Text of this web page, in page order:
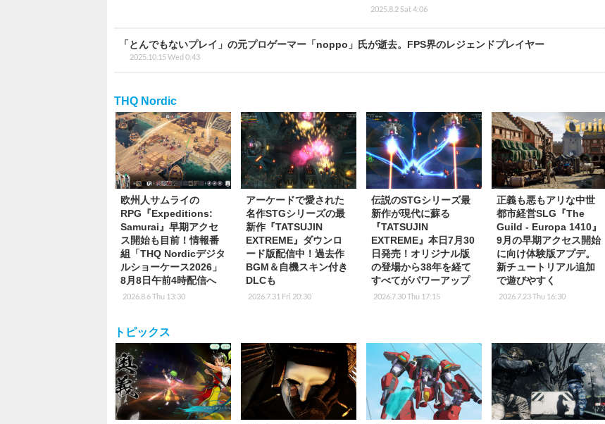
2025.8.2 Sat 4:06
「とんでもないプレイ」の元プロゲーマー「noppo」氏が逝去。FPS界のレジェンドプレイヤー
2025.10.15 Wed 0:43
THQ Nordic
欧州人サムライの
RPG『Expeditions:
Samurai』早期アクセ
ス開始も目前！情報番
組「THQ Nordicデジタ
ルショーケース2026」
8月8日午前4時配信へ
2026.8.6 Thu 13:30
アーケードで愛された
名作STGシリーズの最
新作『TATSUJIN
EXTREME』ダウンロ
ード版配信中！過去作
BGM＆自機スキン付き
DLCも
2026.7.31 Fri 20:30
伝説のSTGシリーズ最
新作が現代に蘇る
『TATSUJIN
EXTREME』本日7月30
日発売！オリジナル版
の登場から38年を経て
すべてがパワーアップ
2026.7.30 Thu 17:15
正義も悪もアリな中世
都市経営SLG『The
Guild - Europa 1410』
9月の早期アクセス開始
に向け体験版アプデ。
新チュートリアル追加
で遊びやすく
2026.7.23 Thu 16:30
トピックス